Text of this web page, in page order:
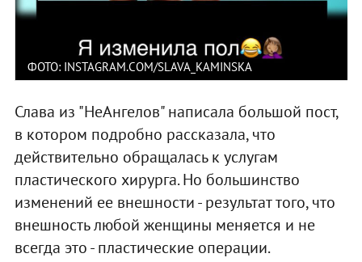
ФОТО: INSTAGRAM.COM/SLAVA_KAMINSKA
Слава из "НеАнгелов" написала большой пост,
в котором подробно рассказала, что
действительно обращалась к услугам
пластического хирурга. Но большинство
изменений ее внешности - результат того, что
внешность любой женщины меняется и не
всегда это - пластические операции.